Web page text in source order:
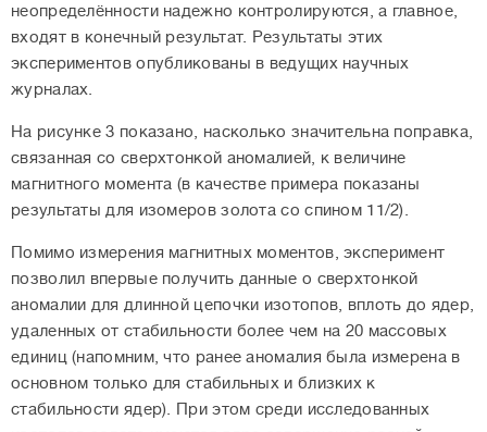
неопределённости надежно контролируются, а главное,
входят в конечный результат. Результаты этих
экспериментов опубликованы в ведущих научных
журналах.
На рисунке 3 показано, насколько значительна поправка,
связанная со сверхтонкой аномалией, к величине
магнитного момента (в качестве примера показаны
результаты для изомеров золота со спином 11/2).
Помимо измерения магнитных моментов, эксперимент
позволил впервые получить данные о сверхтонкой
аномалии для длинной цепочки изотопов, вплоть до ядер,
удаленных от стабильности более чем на 20 массовых
единиц (напомним, что ранее аномалия была измерена в
основном только для стабильных и близких к
стабильности ядер). При этом среди исследованных